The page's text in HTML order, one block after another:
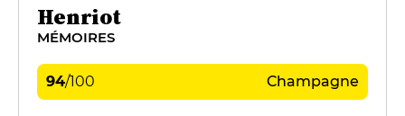
Henriot
MÉMOIRES
94/100 Champagne